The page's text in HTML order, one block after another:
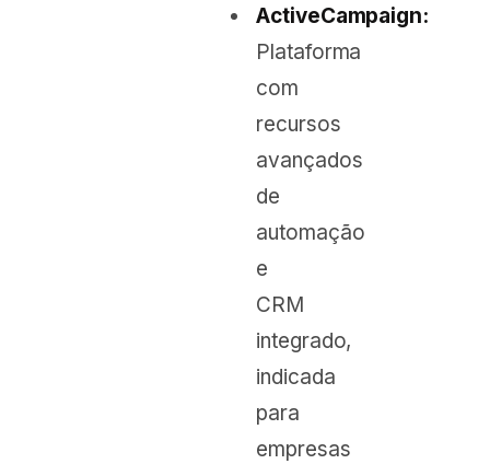
ActiveCampaign:
Plataforma
com
recursos
avançados
de
automação
e
CRM
integrado,
indicada
para
empresas